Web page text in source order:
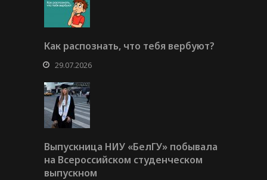
Как распознать, что тебя вербуют?
29.07.2026
Выпускница НИУ «БелГУ» побывала
на Всероссийском студенческом
выпускном